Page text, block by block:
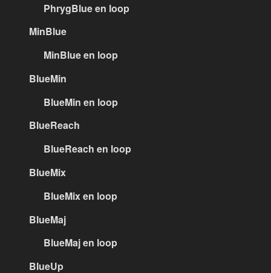
PhrygBlue en loop
MinBlue
MinBlue en loop
BlueMin
BlueMin en loop
BlueReach
BlueReach en loop
BlueMix
BlueMix en loop
BlueMaj
BlueMaj en loop
BlueUp